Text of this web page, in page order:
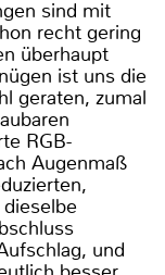
sind mit
recht gering
überhaupt
ist uns die
geraten, zumal
RGB-
Augenmaß
und